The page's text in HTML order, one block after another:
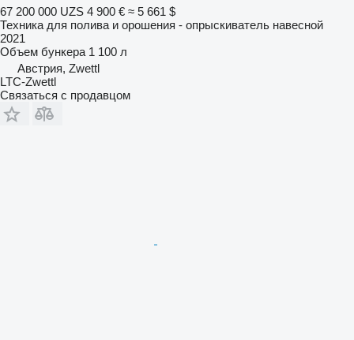
67 200 000 UZS 4 900 € ≈ 5 661 $
Техника для полива и орошения - опрыскиватель навесной
2021
Объем бункера 1 100 л
Австрия, Zwettl
LTC-Zwettl
Связаться с продавцом